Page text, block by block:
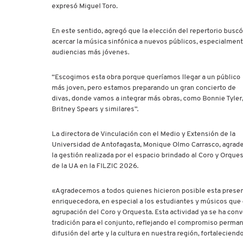
expresó Miguel Toro.
En este sentido, agregó que la elección del repertorio buscó
acercar la música sinfónica a nuevos públicos,
audiencias más jóvenes.
“Escogimos esta obra porque queríamos llegar a un público
más joven, pero estamos preparando un gran concierto de
divas, donde vamos a integrar más obras, como Bonnie Tyler,
Britney Spears y similares”.
La directora de Vinculación con el Medio y Extensión de la
Universidad de Antofagasta, Monique Olmo Carrasco,
la gestión realizada por el espacio brindado al Coro y
de la UA en la FILZIC 2026.
«Agradecemos a todos quienes hicieron posible esta
enriquecedora, en especial a los estudiantes y músicos que
agrupación del Coro y Orquesta. Esta actividad ya se ha
tradición para el conjunto, reflejando el compromiso
difusión del arte y la cultura en nuestra región,